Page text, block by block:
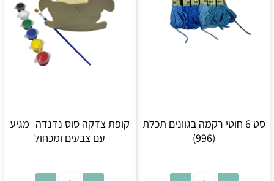
סט 6 חוטי רקמה בגוונים תכלת
(996)
קופת צדקה סוס נדנדה- מגיע
עם צבעים ומכחול